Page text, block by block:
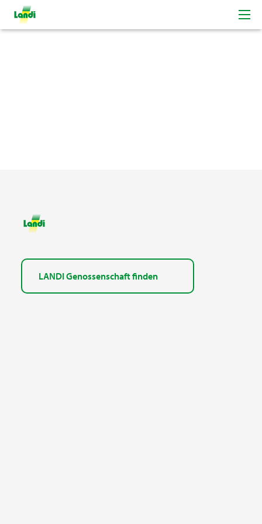
LANDI Genossenschaft finden